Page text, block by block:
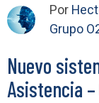
Por
Grupo
Nuevo
Asistencia